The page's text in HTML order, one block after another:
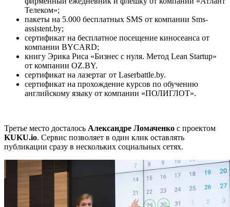
Телеком»;
пакеты на 5.000 бесплатных SMS от компании Sms-
assistent.by;
сертификат на бесплатное посещение киносеанса от
компании BYCARD;
книгу Эрика Риса «Бизнес с нуля. Метод Lean Startup»
от компании OZ.BY.
сертификат на лазертаг от Laserbattle.by.
сертификат на прохождение курсов по обучению
английскому языку от компании «ПОЛИГЛОТ».
Третье место досталось Александре Ломаченко с проектом
KUKU.io. Сервис позволяет в один клик оставлять
публикации сразу в нескольких социальных сетях.